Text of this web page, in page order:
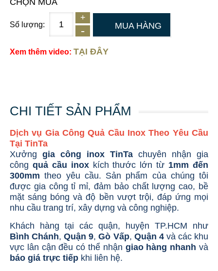
CHỌN MUA
Số lượng: MUA HÀNG
Xem thêm video: TẠI ĐÂY
CHI TIẾT SẢN PHẨM
Dịch vụ Gia Công Quả Cầu Inox Theo Yêu Cầu
Tại TinTa
Xưởng gia công inox TinTa chuyên nhận gia
công quả cầu inoxkích thước lớn từ 1mm đến
300mm theo yêu cầu. Sản phẩm của chúng tôi
được gia công tỉ mỉ, đảm bảo chất lượng cao, bề
mặt sáng bóng và độ bền vượt trội, đáp ứng mọi
nhu cầu trang trí, xây dựng và công nghiệp.
Khách hàng tại các quận, huyện TP.HCM như
Bình Chánh,Quận 9,Gò Vấp, Quận 4và các khu
vực lân cận đều có thể nhận giao hàng nhanh và
báo giá trực tiếp khi liên hệ.